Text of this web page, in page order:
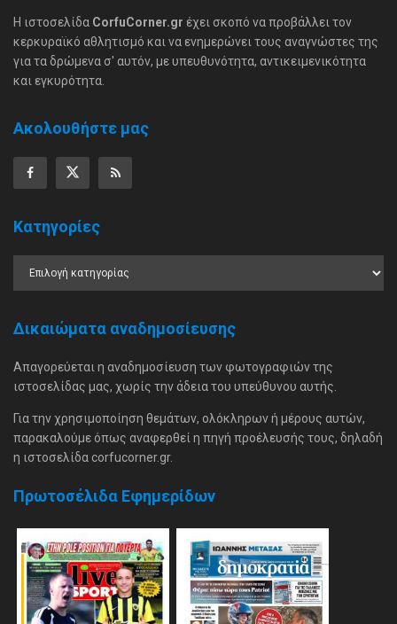
Η ιστοσελίδα CorfuCorner.gr έχει σκοπό να προβάλλει τον
κερκυραϊκό αθλητισμό και να ενημερώνει τους αναγνώστες της
για τα δρώμενα σ' αυτόν, με υπευθυνότητα, αντικειμενικότητα
και εγκυρότητα.
Ακολουθήστε μας
Κατηγορίες
Δικαιώματα αναδημοσίευσης
Απαγορεύεται η αναδημοσίευση των φωτογραφιών της
ιστοσελίδας μας, χωρίς την άδεια του υπεύθυνου αυτής.
Για την χρησιμοποίηση θεμάτων, ολόκληρων ή μέρους αυτών,
παρακαλούμε όπως αναφερθεί η πηγή προέλευσής τους, δηλαδή
η ιστοσελίδα corfucorner.gr.
Πρωτοσέλιδα Εφημερίδων